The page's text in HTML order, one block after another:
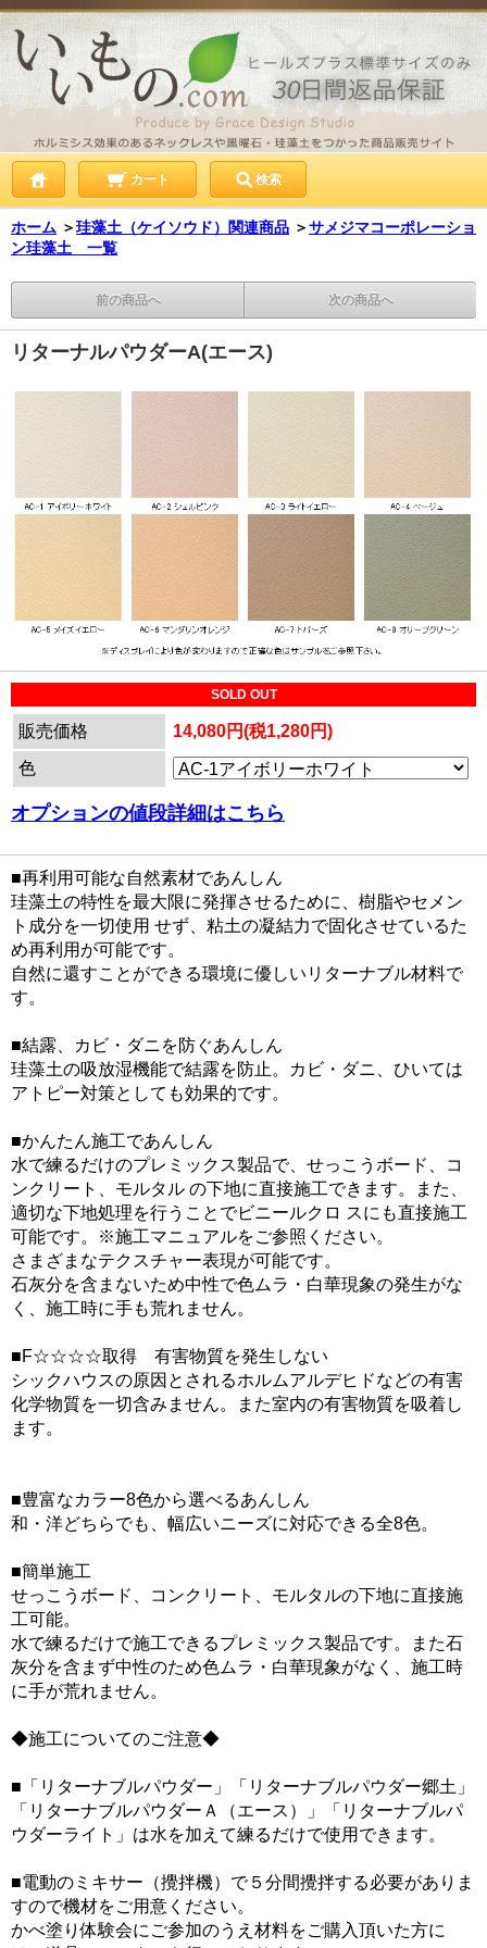
カート 検索
ホーム ＞珪藻土（ケイソウド）関連商品 ＞サメジマコーポレーショ
ン珪藻土 一覧
前の商品へ 次の商品へ
リターナルパウダーA(エース)
SOLD OUT
販売価格
14,080円(税1,280円)
色
オプションの値段詳細はこちら
■再利用可能な自然素材であんしん
珪藻土の特性を最大限に発揮させるために、樹脂やセメン
ト成分を一切使用 せず、粘土の凝結力で固化させているた
め再利用が可能です。
自然に還すことができる環境に優しいリターナブル材料で
す。
■結露、カビ・ダニを防ぐあんしん
珪藻土の吸放湿機能で結露を防止。カビ・ダニ、ひいては
アトピー対策としても効果的です。
■かんたん施工であんしん
水で練るだけのプレミックス製品で、せっこうボード、コ
ンクリート、モルタル の下地に直接施工できます。また、
適切な下地処理を行うことでビニールクロ スにも直接施工
可能です。※施工マニュアルをご参照ください。
さまざまなテクスチャー表現が可能です。
石灰分を含まないため中性で色ムラ・白華現象の発生がな
く、施工時に手も荒れません。
■F☆☆☆☆取得 有害物質を発生しない
シックハウスの原因とされるホルムアルデヒドなどの有害
化学物質を一切含みません。また室内の有害物質を吸着し
ます。
■豊富なカラー8色から選べるあんしん
和・洋どちらでも、幅広いニーズに対応できる全8色。
■簡単施工
せっこうボード、コンクリート、モルタルの下地に直接施
工可能。
水で練るだけで施工できるプレミックス製品です。また石
灰分を含まず中性のため色ムラ・白華現象がなく、施工時
に手が荒れません。
◆施工についてのご注意◆
■「リターナブルパウダー」「リターナブルパウダー郷土」
「リターナブルパウダーＡ（エース）」「リターナブルパ
ウダーライト」は水を加えて練るだけで使用できます。
■電動のミキサー（攪拌機）で５分間攪拌する必要がありま
すので機材をご用意ください。
かべ塗り体験会にご参加のうえ材料をご購入頂いた方に